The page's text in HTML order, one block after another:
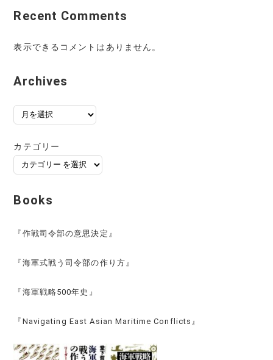
Recent Comments
表示できるコメントはありません。
Archives
ー
カ
イ
ブ
カテゴリー
Books
『作戦司令部の意思決定』
『海軍式戦う司令部の作り方』
『海軍戦略500年史』
『Navigating East Asian Maritime Conflicts』